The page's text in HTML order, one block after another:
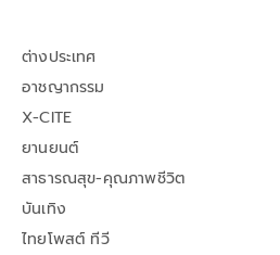
ต่างประเทศ
อาชญากรรม
X-CITE
ยานยนต์
สาธารณสุข-คุณภาพชีวิต
บันเทิง
ไทยโพสต์ ทีวี